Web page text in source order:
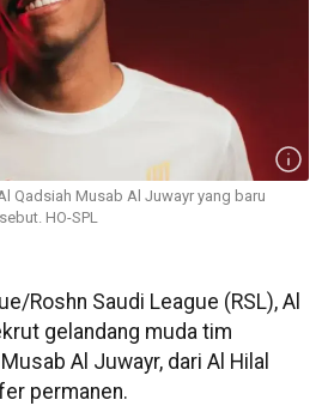
Qadsiah Musab Al Juwayr yang baru
HO-SPL
Roshn Saudi League (RSL), Al
gelandang muda tim
Al Juwayr, dari Al Hilal
permanen.